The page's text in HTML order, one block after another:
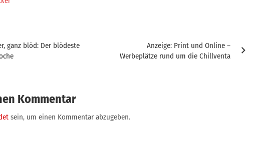
ganz blöd: Der blödeste
Anzeige: Print und Online –
Werbeplätze rund um die Chillventa
Kommentar
sein, um einen Kommentar abzugeben.